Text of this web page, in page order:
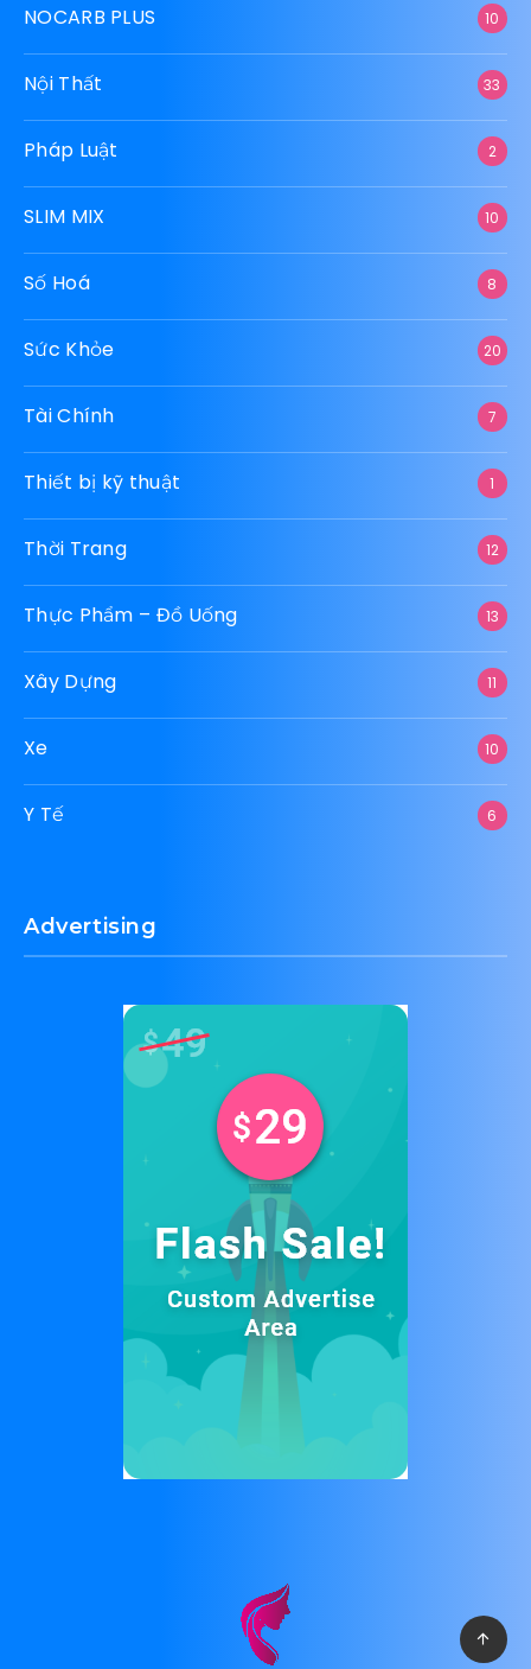
NOCARB PLUS 10
Nội Thất 33
Pháp Luật 2
SLIM MIX 10
Số Hoá 8
Sức Khỏe 20
Tài Chính 7
Thiết bị kỹ thuật 1
Thời Trang 12
Thực Phẩm – Đồ Uống 13
Xây Dựng 11
Xe 10
Y Tế 6
Advertising